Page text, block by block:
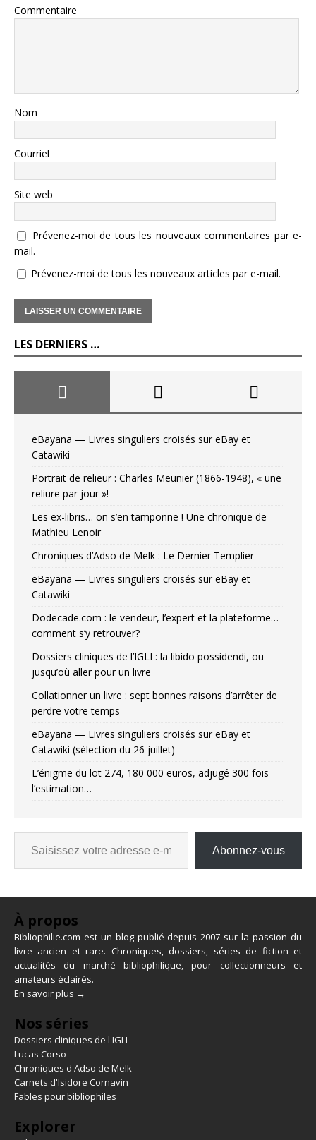
Commentaire
Nom
Courriel
Site web
Prévenez-moi de tous les nouveaux commentaires par e-
mail.
Prévenez-moi de tous les nouveaux articles par e-mail.
LES DERNIERS …
eBayana — Livres singuliers croisés sur eBay et
Catawiki
Portrait de relieur : Charles Meunier (1866-1948), « une
reliure par jour »!
Les ex-libris… on s’en tamponne ! Une chronique de
Mathieu Lenoir
Chroniques d’Adso de Melk : Le Dernier Templier
eBayana — Livres singuliers croisés sur eBay et
Catawiki
Dodecade.com : le vendeur, l’expert et la plateforme…
comment s’y retrouver?
Dossiers cliniques de l’IGLI : la libido possidendi, ou
jusqu’où aller pour un livre
Collationner un livre : sept bonnes raisons d’arrêter de
perdre votre temps
eBayana — Livres singuliers croisés sur eBay et
Catawiki (sélection du 26 juillet)
L’énigme du lot 274, 180 000 euros, adjugé 300 fois
l’estimation…
Abonnez-vous
À propos
Bibliophilie.com est un blog publié depuis 2007 sur la passion du
livre ancien et rare. Chroniques, dossiers, séries de fiction et
actualités du marché bibliophilique, pour collectionneurs et
amateurs éclairés.
En savoir plus →
Nos séries
Dossiers cliniques de l'IGLI
Lucas Corso
Chroniques d'Adso de Melk
Carnets d'Isidore Cornavin
Fables pour bibliophiles
Explorer